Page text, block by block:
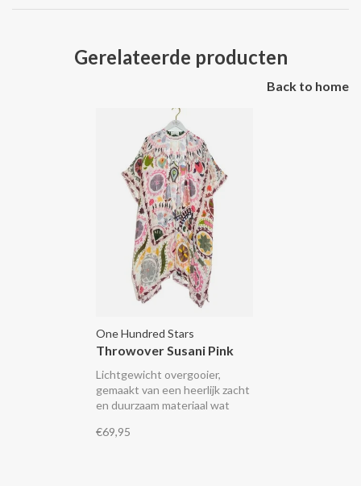
Gerelateerde producten
Back to home
One Hundred Stars
Throwover Susani Pink
Lichtgewicht overgooier,
gemaakt van een heerlijk zacht
en duurzaam materiaal wat
met een open voorkant en
€69,95